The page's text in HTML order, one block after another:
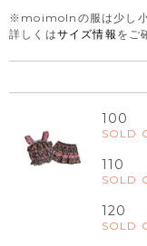
※moimolnの服は少し小
詳しくはサイズ情報 をご
100
SOLD
110
SOLD
120
SOLD